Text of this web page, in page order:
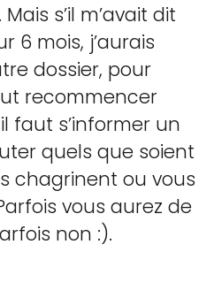
s’il m’avait dit
6 mois, j’aurais
dossier, pour
recommencer
faut s’informer un
quels que soient
chagrinent ou vous
vous aurez de
non :).